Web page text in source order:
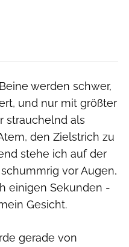
werden schwer,
und nur mit größter
strauchelnd als
den Zielstrich zu
stehe ich auf der
vor Augen,
einigen Sekunden
Gesicht.
gerade von